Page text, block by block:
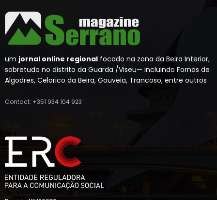
um jornal online regional focado na zona da Beira Interior,
sobretudo no distrito da Guarda /Viseu— incluindo Fornos de
Algodres, Celorico da Beira, Gouveia, Trancoso, entre outros
Contact: +351 934 104 923